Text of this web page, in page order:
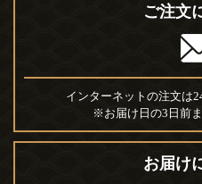
ご注文
インターネットの注文は
※お届け日の3日前
お届け